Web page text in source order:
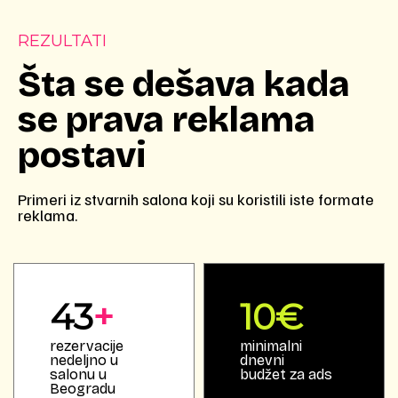
REZULTATI
Šta se dešava kada
se prava reklama
postavi
Primeri iz stvarnih salona koji su koristili iste formate
reklama.
43+
rezervacije
nedeljno u
salonu u
Beogradu
10€
minimalni
dnevni
budžet za ads